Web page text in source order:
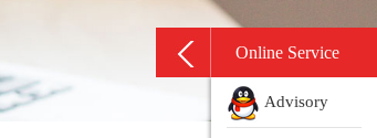
Online Service
Advisory